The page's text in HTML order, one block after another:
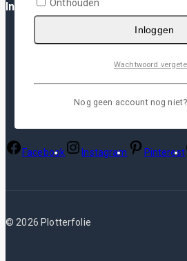
Informatie
Algemene Voorwaarden
Privacy Policy
Facebook Instagram Pinterest
© 2026 Plotterfolie
Onthouden
Inloggen
Wachtwoord
Nog geen account nog